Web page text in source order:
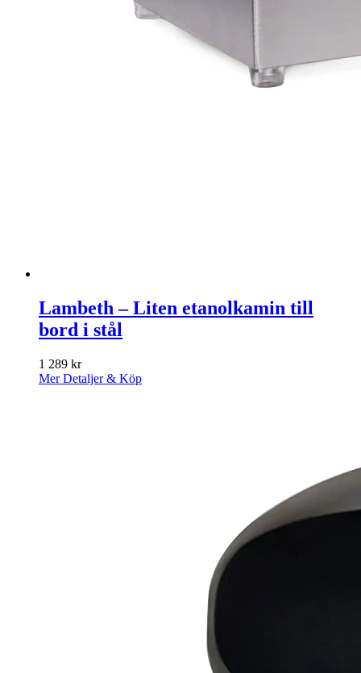
Lambeth – Liten etanolkamin till
bord i stål
1 289 kr
Mer Detaljer & Köp